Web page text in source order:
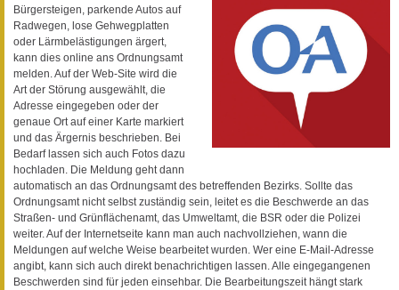
Bürgersteigen, parkende Autos auf
Radwegen, lose Gehwegplatten
oder Lärmbelästigungen ärgert,
kann dies online ans Ordnungsamt
melden. Auf der Web-Site wird die
Art der Störung ausgewählt, die
Adresse eingegeben oder der
genaue Ort auf einer Karte markiert
und das Ärgernis beschrieben. Bei
Bedarf lassen sich auch Fotos dazu
hochladen. Die Meldung geht dann
automatisch an das Ordnungsamt des betreffenden Bezirks. Sollte das
Ordnungsamt nicht selbst zuständig sein, leitet es die Beschwerde an das
Straßen- und Grünflächenamt, das Umweltamt, die BSR oder die Polizei
weiter. Auf der Internetseite kann man auch nachvollziehen, wann die
Meldungen auf welche Weise bearbeitet wurden. Wer eine E-Mail-Adresse
angibt, kann sich auch direkt benachrichtigen lassen. Alle eingegangenen
Beschwerden sind für jeden einsehbar. Die Bearbeitungszeit hängt stark